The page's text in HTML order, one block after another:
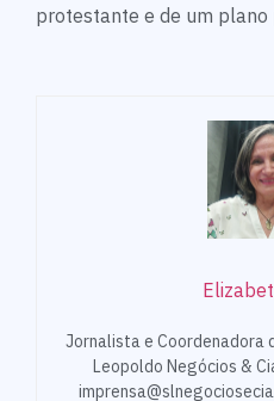
protestante e de um plano
Jornalista e Coordenadora
Leopoldo Negócios &